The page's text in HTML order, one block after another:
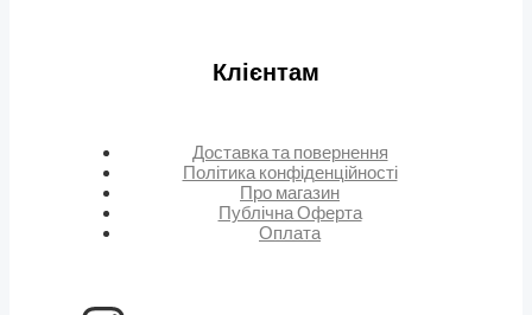
Клієнтам
Доставка та повернення
Політика конфіденційності
Про магазин
Публічна Оферта
Оплата